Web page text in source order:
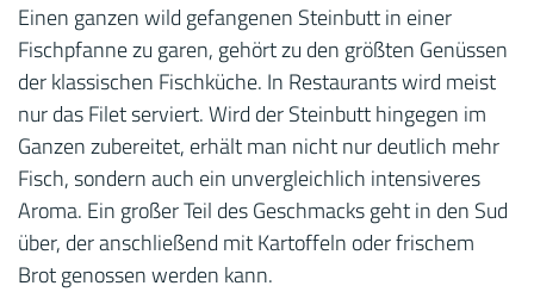
Einen ganzen wild gefangenen Steinbutt in einer
Fischpfanne zu garen, gehört zu den größten Genüssen
der klassischen Fischküche. In Restaurants wird meist
nur das Filet serviert. Wird der Steinbutt hingegen im
Ganzen zubereitet, erhält man nicht nur deutlich mehr
Fisch, sondern auch ein unvergleichlich intensiveres
Aroma. Ein großer Teil des Geschmacks geht in den Sud
über, der anschließend mit Kartoffeln oder frischem
Brot genossen werden kann.